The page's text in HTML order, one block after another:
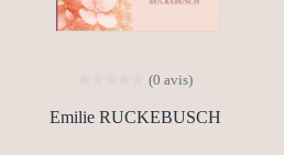
(0 avis)
Emilie RUCKEBUSCH